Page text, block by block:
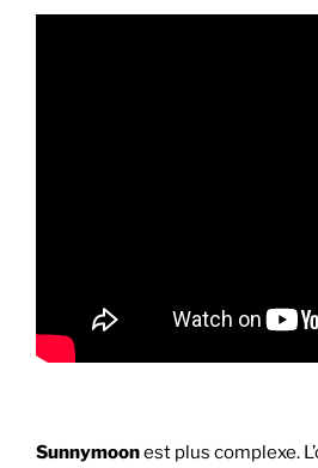
Sunnymoonest plus complexe.